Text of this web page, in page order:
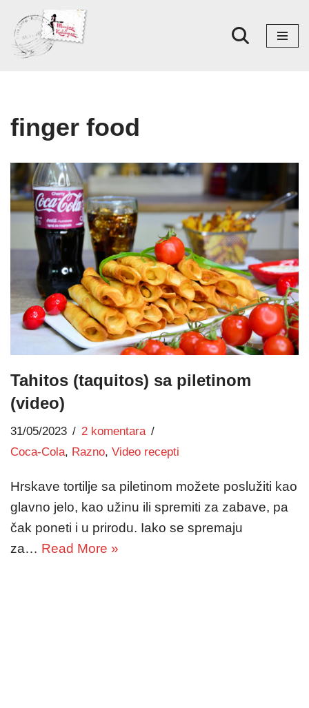
Skoči
na
finger food
Tahitos (taquitos) sa piletinom
(video)
31/05/2023
2 komentara
Coca-Cola, Razno, Video recepti
Hrskave tortilje sa piletinom možete poslužiti kao
glavno jelo, kao užinu ili spremiti za zabave, pa
čak poneti i u prirodu. Iako se spremaju
za… Read More »